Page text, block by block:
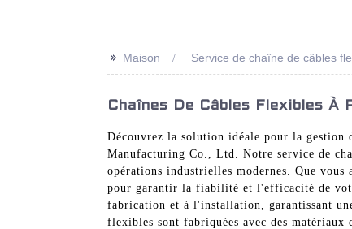
>> Maison Service de chaîne de câbles
Chaînes De Câbles Flexibles
Découvrez la solution idéale pour la
Manufacturing Co., Ltd. Notre service de
opérations industrielles modernes. Que vous
pour garantir la fiabilité et l'efficacité de
fabrication et à l'installation, garantissant
flexibles sont fabriquées avec des matériaux